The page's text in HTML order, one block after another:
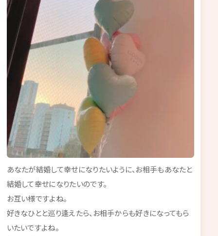
あなたが結婚して幸せになりたいように、お相手もあなたと
結婚して幸せになりたいのです。
お互い様ですよね。
好きなひとと巡り逢えたら、お相手からも好きになってもら
いたいですよね。